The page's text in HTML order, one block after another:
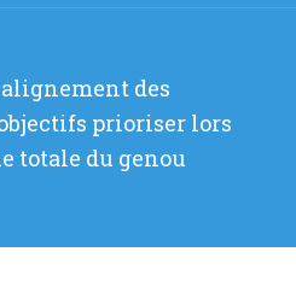
des
prioriser lors
totale du genou